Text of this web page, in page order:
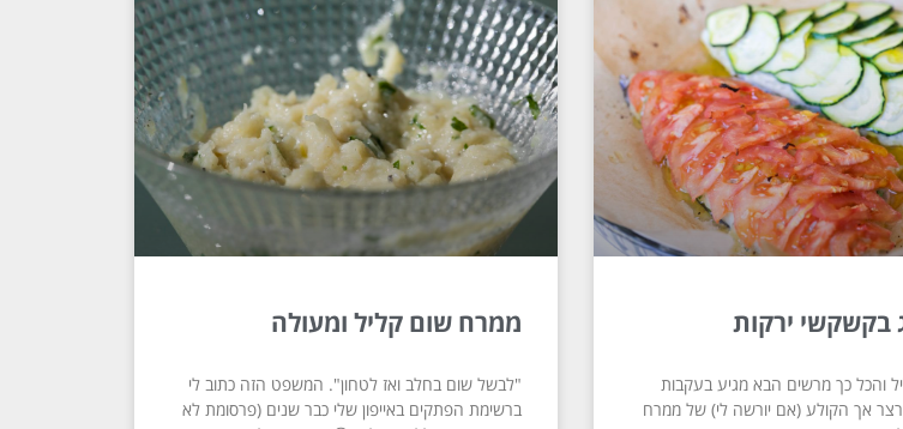
בקשקשי ירקות
והכל כך מרשים הבא מגיע בעקבות
אך הקולע (אם יורשה לי) של ממרח
ממרח שום קליל ומעולה
"לבשל שום בחלב ואז לטחון". המשפט הזה כתוב לי
ברשימת הפתקים באייפון שלי כבר שנים (פרסומת לא